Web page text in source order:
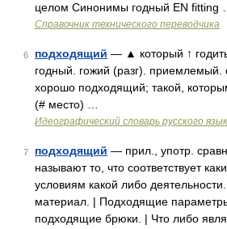
целом Синонимы годный EN fitting …
Справочник технического переводчика
6 подходящий — ▲ который ↑
годный. гожий (разг).
хорошо подходящий; такой,
(# место) …
Идеографический словарь русского
7 подходящий — прил., употр.
называют то, что соответствует
условиям какой либо
материал. | Подходящие
подходящие брюки. | Что либо